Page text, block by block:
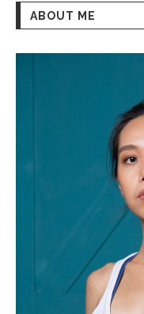
ABOUT ME